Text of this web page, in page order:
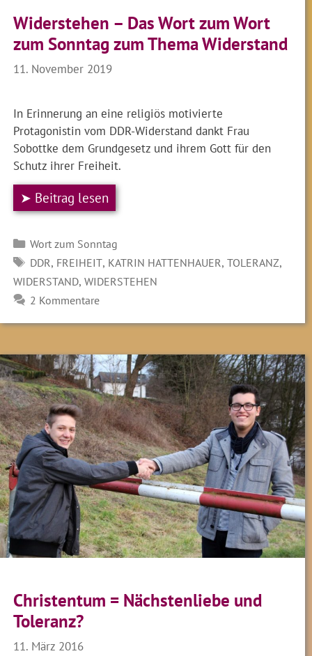
Widerstehen – Das Wort zum Wort
zum Sonntag zum Thema Widerstand
11. November 2019
In Erinnerung an eine religiös motivierte
Protagonistin vom DDR-Widerstand dankt Frau
Sobottke dem Grundgesetz und ihrem Gott für den
Schutz ihrer Freiheit.
➤ Beitrag lesen
Kategorien
Wort zum Sonntag
SCHLAGWÖRTER
DDR, FREIHEIT, KATRIN HATTENHAUER, TOLERANZ,
WIDERSTAND,WIDERSTEHEN
2 Kommentare
Christentum = Nächstenliebe und
Toleranz?
11. März 2016